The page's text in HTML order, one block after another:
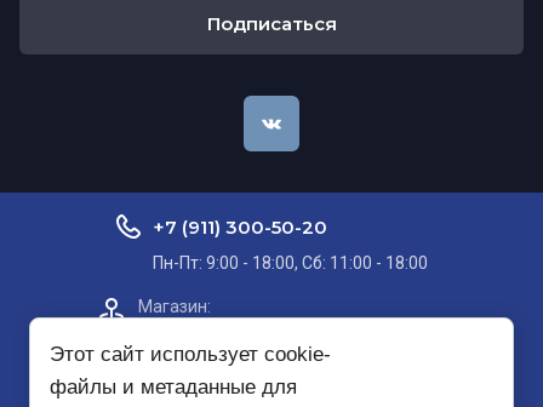
Подписаться
+7 (911) 300-50-20
Пн-Пт: 9:00 - 18:00, Сб: 11:00 - 18:00
Магазин:​
этаж
Этот сайт использует cookie-
файлы и метаданные для